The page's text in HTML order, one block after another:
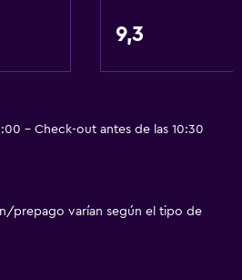
9,3
- Check-out antes de las 10:30
prepago varían según el tipo de